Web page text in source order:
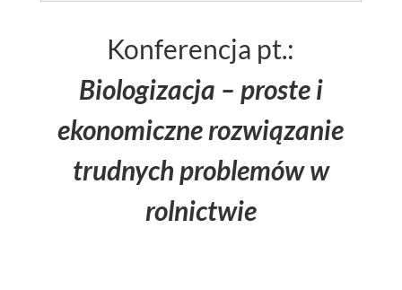
Konferencja pt.:
Biologizacja – proste i
ekonomiczne rozwiązanie
trudnych problemów w
rolnictwie